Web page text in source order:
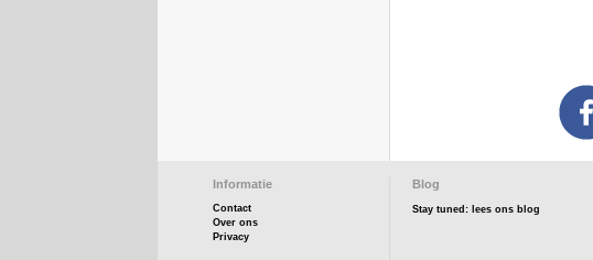
Informatie
Contact
Over ons
Privacy
Blog
Stay tuned: lees ons blog